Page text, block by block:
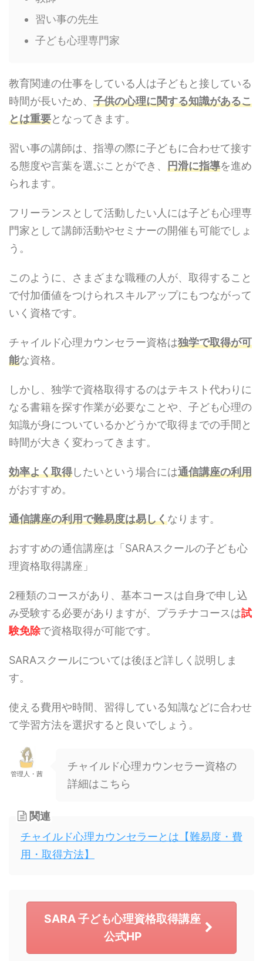
習い事の先生
子ども心理専門家
教育関連の仕事をしている人は子どもと接している
時間が長いため、 子供の心理に関する知識があるこ
とは重要となってきます。
習い事の講師は、指導の際に子どもに合わせて接す
る態度や言葉を選ぶことができ、 円滑に指導を進め
られます。
フリーランスとして活動したい人には子ども心理専
門家として講師活動やセミナーの開催も可能でしょ
う。
このように、さまざまな職種の人が、取得すること
で付加価値をつけられスキルアップにもつながって
いく資格です。
チャイルド心理カウンセラー資格は独学で取得が可
能な資格。
しかし、独学で資格取得するのはテキスト代わりに
なる書籍を探す作業が必要なことや、子ども心理の
知識が身についているかどうかで取得までの手間と
時間が大きく変わってきます。
効率よく取得したいという場合には通信講座の利用
がおすすめ。
通信講座の利用で難易度は易しくなります。
おすすめの通信講座は「SARAスクールの子ども心
理資格取得講座」
2種類のコースがあり、基本コースは自身で申し込
み受験する必要がありますが、プラチナコースは試
験免除で資格取得が可能です。
SARAスクールについては後ほど詳しく説明しま
す。
使える費用や時間、習得している知識などに合わせ
て学習方法を選択すると良いでしょう。
管理人・茜
チャイルド心理カウンセラー資格の
詳細はこちら
関連
チャイルド心理カウンセラーとは【難易度・費
用・取得方法】
SARA 子ども心理資格取得講座
公式HP